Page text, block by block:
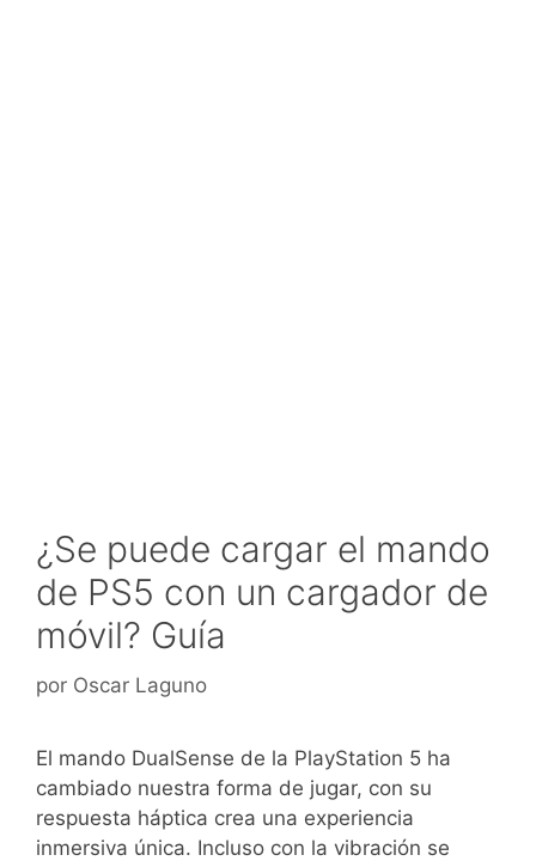
¿Se puede cargar el mando
de PS5 con un cargador de
móvil? Guía
por Oscar Laguno
El mando DualSense de la PlayStation 5 ha
cambiado nuestra forma de jugar, con su
respuesta háptica crea una experiencia
inmersiva única. Incluso con la vibración se